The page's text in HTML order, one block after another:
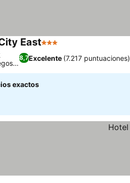
East3 Estrellas
8,7Excelente (7.217 puntuaciones)
exactos